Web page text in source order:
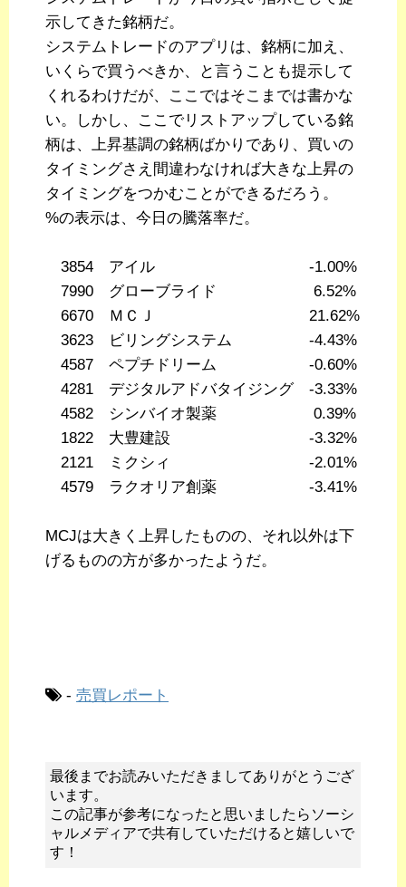
示してきた銘柄だ。
システムトレードのアプリは、銘柄に加え、
いくらで買うべきか、と言うことも提示して
くれるわけだが、ここではそこまでは書かな
い。しかし、ここでリストアップしている銘
柄は、上昇基調の銘柄ばかりであり、買いの
タイミングさえ間違わなければ大きな上昇の
タイミングをつかむことができるだろう。
%の表示は、今日の騰落率だ。
3854 アイル -1.00%
7990 グローブライド 6.52%
6670 ＭＣＪ 21.62%
3623 ビリングシステム -4.43%
4587 ペプチドリーム -0.60%
4281 デジタルアドバタイジング -3.33%
4582 シンバイオ製薬 0.39%
1822 大豊建設 -3.32%
2121 ミクシィ -2.01%
4579 ラクオリア創薬 -3.41%
MCJは大きく上昇したものの、それ以外は下
げるものの方が多かったようだ。
- 売買レポート
最後までお読みいただきましてありがとうござ
います。
この記事が参考になったと思いましたらソーシ
ャルメディアで共有していただけると嬉しいで
す！